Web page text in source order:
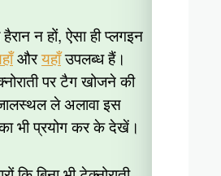
न हों, ऐसा ही प्लगइन
औरयहाँउपलब्ध हैं।
पर टैग खोजने की
ले अलावा इस
भी प्रयोग कर के देखें।